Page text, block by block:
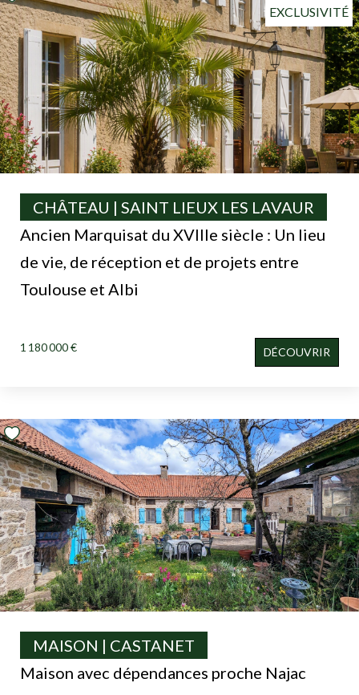
EXCLUSIVITÉ
Ancien Marquisat du XVIIIe siècle : Un lieu
de vie, de réception et de projets entre
Toulouse et Albi
CHÂTEAU | SAINT LIEUX LES LAVAUR
1 180 000 € DÉCOUVRIR
Maison avec dépendances proche Najac
MAISON | CASTANET